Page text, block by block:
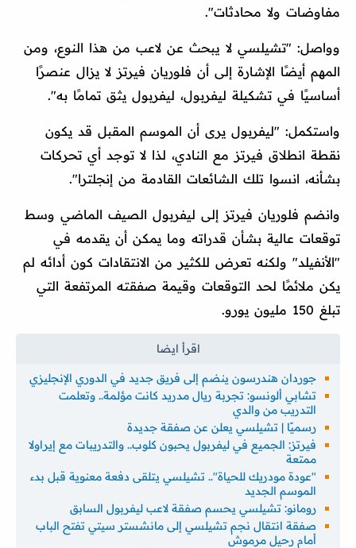
مفاوضات ولا محادثات".
وواصل: "تشيلسي لا يبحث عن لاعب من هذا النوع، ومن
المهم أيضًا الإشارة إلى أن فلوريان فيرتز لا يزال عنصرًا
أساسيًا في تشكيلة ليفربول، ليفربول يثق تمامًا به".
واستكمل: "ليفربول يرى أن الموسم المقبل قد يكون
نقطة انطلاق فيرتز مع النادي، لذا لا توجد أي تحركات
بشأنه، انسوا تلك الشائعات القادمة من إنجلترا".
وانضم فلوريان فيرتز إلى ليفربول الصيف الماضي وسط
توقعات عالية بشأن قدراته وما يمكن أن يقدمه في
"الأنفيلد" ولكنه تعرض للكثير من الانتقادات كون أدائه لم
يكن ملائمًا لحد التوقعات وقيمة صفقته المرتفعة التي
تبلغ 150 مليون يورو.
جوردان هندرسون ينضم إلى فريق جديد في الدوري الإنجليزي
تشابي ألونسو: تجربة ريال مدريد كانت مؤلمة.. وتعلمت
التدريب من والدي
رسميًا | تشيلسي يعلن عن صفقة جديدة
فيرتز: الجميع في ليفربول يحبون كلوب.. والتدريبات مع إيراولا
ممتعة
"عودة مودريك للحياة".. تشيلسي يتلقى دفعة معنوية قبل بدء
الموسم الجديد
رومانو: تشيلسي يحسم صفقة لاعب ليفربول السابق
صفقة انتقال نجم تشيلسي إلى مانشستر سيتي تفتح الباب
أمام رحيل مرموش